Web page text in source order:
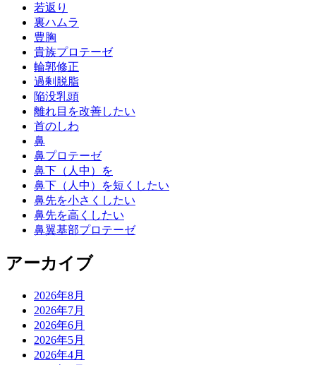
若返り
裏ハムラ
豊胸
貴族プロテーゼ
輪郭修正
過剰脱脂
陥没乳頭
離れ目を改善したい
首のしわ
鼻
鼻プロテーゼ
鼻下（人中）を
鼻下（人中）を短くしたい
鼻先を小さくしたい
鼻先を高くしたい
鼻翼基部プロテーゼ
アーカイブ
2026年8月
2026年7月
2026年6月
2026年5月
2026年4月